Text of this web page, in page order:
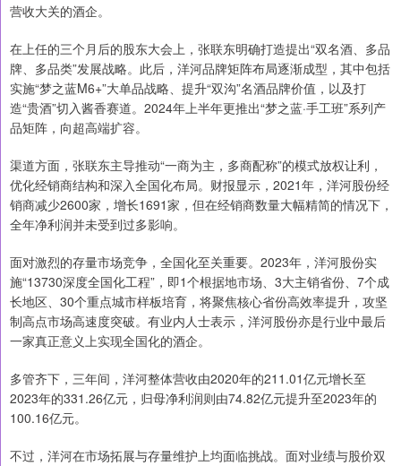
营收大关的酒企。
在上任的三个月后的股东大会上，张联东明确打造提出“双名酒、多品
牌、多品类”发展战略。此后，洋河品牌矩阵布局逐渐成型，其中包括
实施“梦之蓝M6+”大单品战略、提升“双沟”名酒品牌价值，以及打
造“贵酒”切入酱香赛道。2024年上半年更推出“梦之蓝·手工班”系列产
品矩阵，向超高端扩容。
渠道方面，张联东主导推动“一商为主，多商配称”的模式放权让利，
优化经销商结构和深入全国化布局。财报显示，2021年，洋河股份经
销商减少2600家，增长1691家，但在经销商数量大幅精简的情况下，
全年净利润并未受到过多影响。
面对激烈的存量市场竞争，全国化至关重要。2023年，洋河股份实
施“13730深度全国化工程”，即1个根据地市场、3大主销省份、7个成
长地区、30个重点城市样板培育，将聚焦核心省份高效率提升，攻坚
制高点市场高速度突破。有业内人士表示，洋河股份亦是行业中最后
一家真正意义上实现全国化的酒企。
多管齐下，三年间，洋河整体营收由2020年的211.01亿元增长至
2023年的331.26亿元，归母净利润则由74.82亿元提升至2023年的
100.16亿元。
不过，洋河在市场拓展与存量维护上均面临挑战。面对业绩与股价双